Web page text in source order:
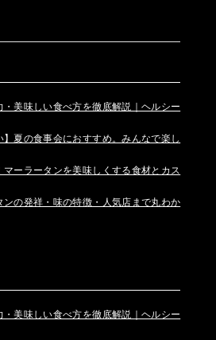
美味しい食べ方を徹底解説｜ヘルシー
】夏の食事会におすすめ。みんなで楽し
ーラータンを美味しくする食材とカス
ンの発祥・味の特徴・人気店まで丸わか
美味しい食べ方を徹底解説｜ヘルシー